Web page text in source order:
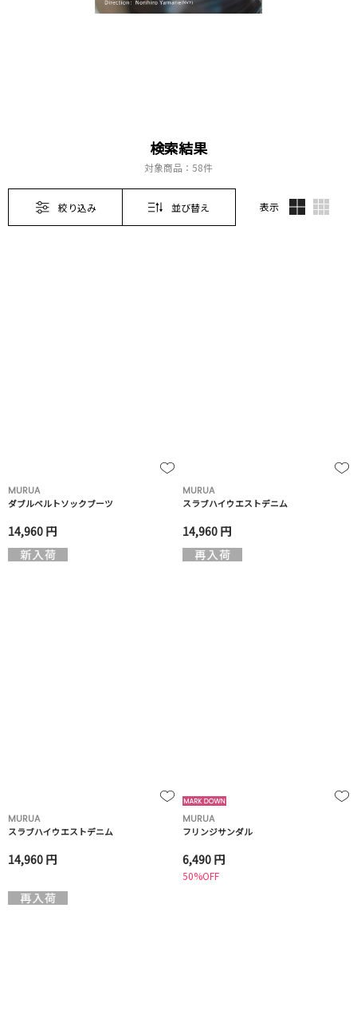
検索結果
対象商品： 58件
絞り込み 並び替え 表示
MURUA
ダブルベルトソックブーツ
14,960 円
MURUA
スラブハイウエストデニム
14,960 円
MURUA
スラブハイウエストデニム
14,960 円
MURUA
フリンジサンダル
6,490 円
50%OFF